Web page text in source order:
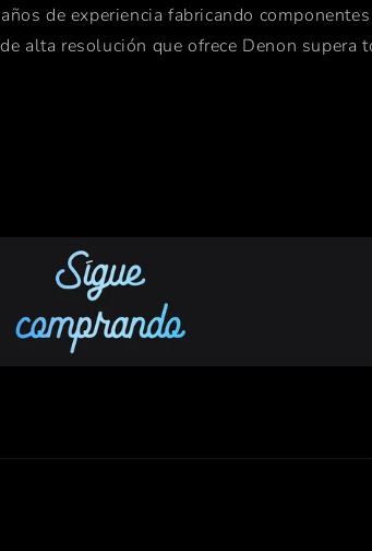
de experiencia fabricando
alta resolución que ofrece Denon supera